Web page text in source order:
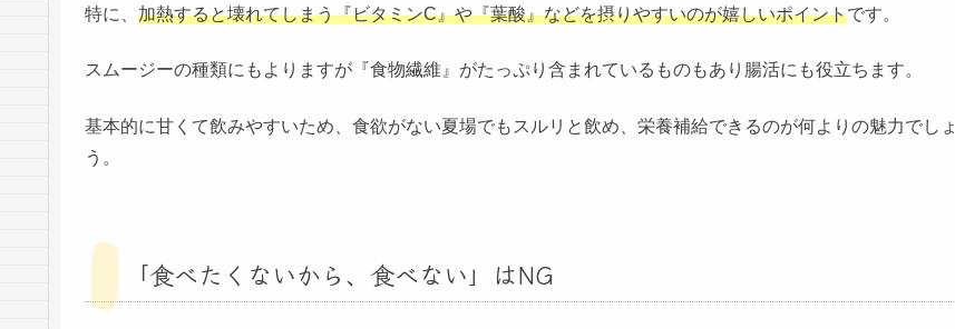
特に、 加熱すると壊れてしまう『ビタミンC』や『葉酸』などを摂りやすいのが嬉しいポイントです。
スムージーの種類にもよりますが『食物繊維』がたっぷり含まれているものもあり腸活にも役立ちます。
基本的に甘くて飲みやすいため、食欲がない夏場でもスルリと飲め、栄養補給できるのが何よりの魅力でしょ
う。
「食べたくないから、食べない」はNG